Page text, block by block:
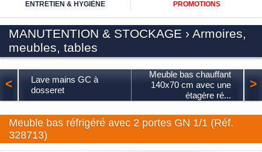
ENTRETIEN & HYGIÈNE PROMOTIONS
MANUTENTION & STOCKAGE › Armoires,
meubles, tables
<
Lave mains GC à
dosseret
Meuble bas chauffant
140x70 cm avec une
étagère ré...
>
Meuble bas réfrigéré avec 2 portes GN 1/1 (Réf.
328713)